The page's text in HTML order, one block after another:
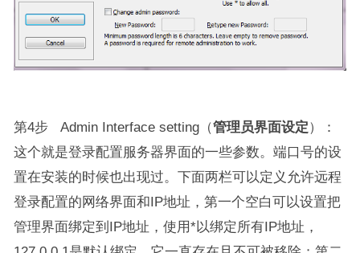
第4步 Admin Interface setting（管理员界面设定）：
这个就是登录配置服务器界面的一些参数。端口号的设
置在安装的时候也出现过。下面两栏可以定义允许远程
登录配置的网络界面和IP地址，第一个空白可以设置把
管理界面绑定到IP地址，使用*以绑定所有IP地址，